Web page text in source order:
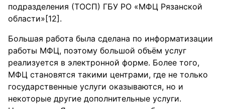
подразделения (ТОСП) ГБУ РО «МФЦ Рязанской
области»[12].
Большая работа была сделана по информатизации
работы МФЦ, поэтому большой объём услуг
реализуется в электронной форме. Более того,
МФЦ становятся такими центрами, где не только
государственные услуги оказываются, но и
некоторые другие дополнительные услуги.